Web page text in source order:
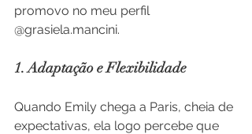
promovo no meu perfil
@grasiela.mancini.
1. Adaptação e Flexibilidade
Quando Emily chega a Paris, cheia de
expectativas, ela logo percebe que